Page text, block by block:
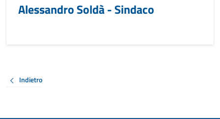
Alessandro Soldà - Sindaco
Indietro